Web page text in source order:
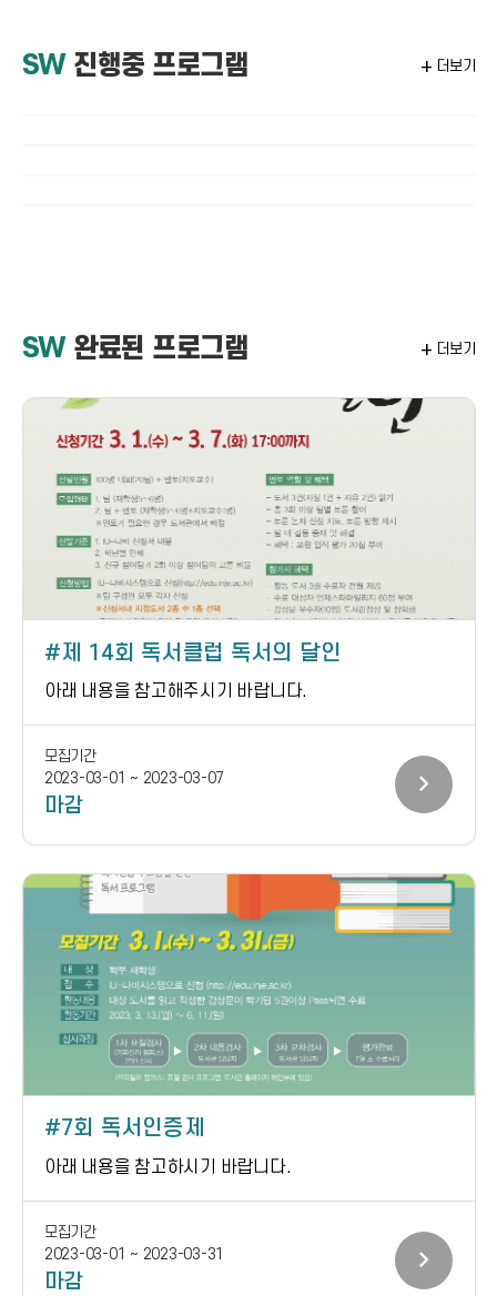
SW 진행중 프로그램 add 더보기
SW 완료된 프로그램 add 더보기
제 14회 독서클럽 독서의 달인
아래 내용을 참고해주시기 바랍니다.
모집기간
2023-03-01 ~ 2023-03-07
마감
chevron_right
7회 독서인증제
아래 내용을 참고하시기 바랍니다.
모집기간
2023-03-01 ~ 2023-03-31
마감
chevron_right